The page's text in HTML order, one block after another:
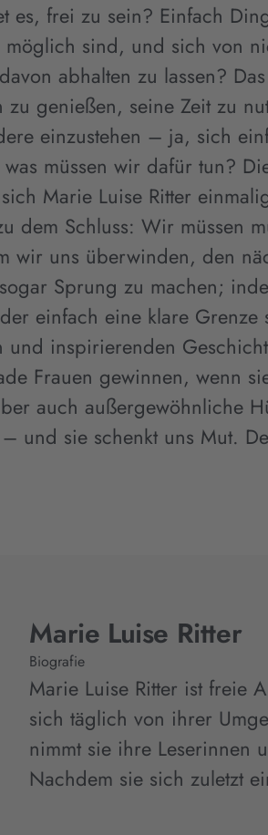
es, frei zu sein? Einfach
sind, und sich von
abhalten zu lassen?
zu genießen, seine Zeit zu
einzustehen – ja, sich
müssen wir dafür tun?
Marie Luise Ritter
dem Schluss: Wir müssen
wir uns überwinden, den
Sprung zu machen;
einfach eine klare Grenze
und inspirierenden
Frauen gewinnen, wenn
auch außergewöhnliche
und sie schenkt uns Mut.
Marie Luise Ritter
Biografie
Marie Luise Ritter ist freie
sich täglich von ihrer
nimmt sie ihre Leserinnen
Nachdem sie sich zuletzt